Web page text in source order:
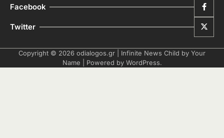
Facebook
Twitter
Copyright © 2026 odialogos.gr | Infinite News Child by Your
Name | Powered by WordPress.